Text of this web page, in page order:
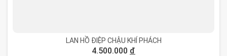
LAN HỒ ĐIỆP CHẬU KHÍ PHÁCH
4.500.000 đ